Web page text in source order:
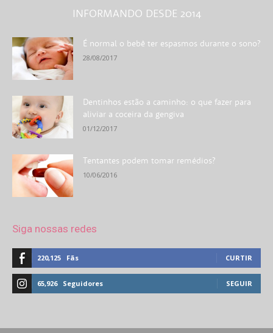
INFORMANDO DESDE 2014
É normal o bebê ter espasmos durante o sono?
28/08/2017
Dentinhos estão a caminho: o que fazer para
aliviar a coceira da gengiva
01/12/2017
Tentantes podem tomar remédios?
10/06/2016
Siga nossas redes
220,125 Fãs CURTIR
65,926 Seguidores SEGUIR